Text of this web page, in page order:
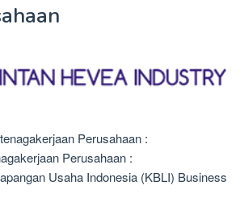
Perusahaan :
Perusahaan :
Usaha Indonesia (KBLI) Business